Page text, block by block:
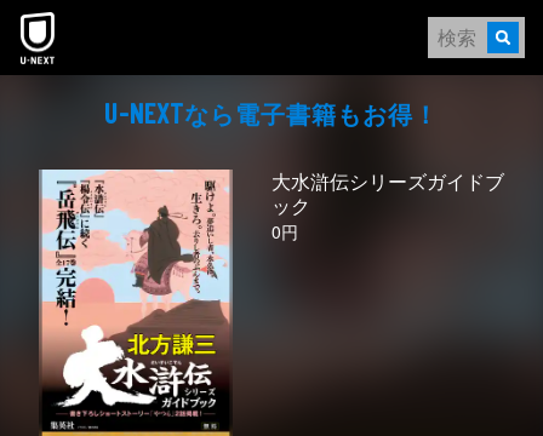
本文へスキップ
U-NEXTなら電⼦書籍もお得！
大水滸伝シリーズガイドブ
ック
0円